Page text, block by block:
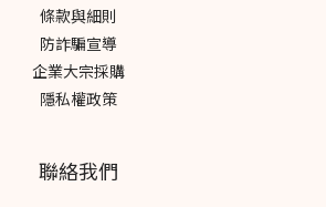
條款與細則
防詐騙宣導
企業大宗採購
隱私權政策
聯絡我們